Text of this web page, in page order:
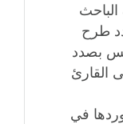
طرح
بصدد
القارئ
في